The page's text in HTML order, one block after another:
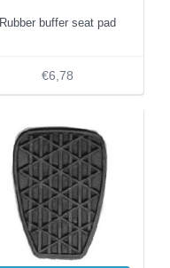
Rubber buffer seat pad
€6,78